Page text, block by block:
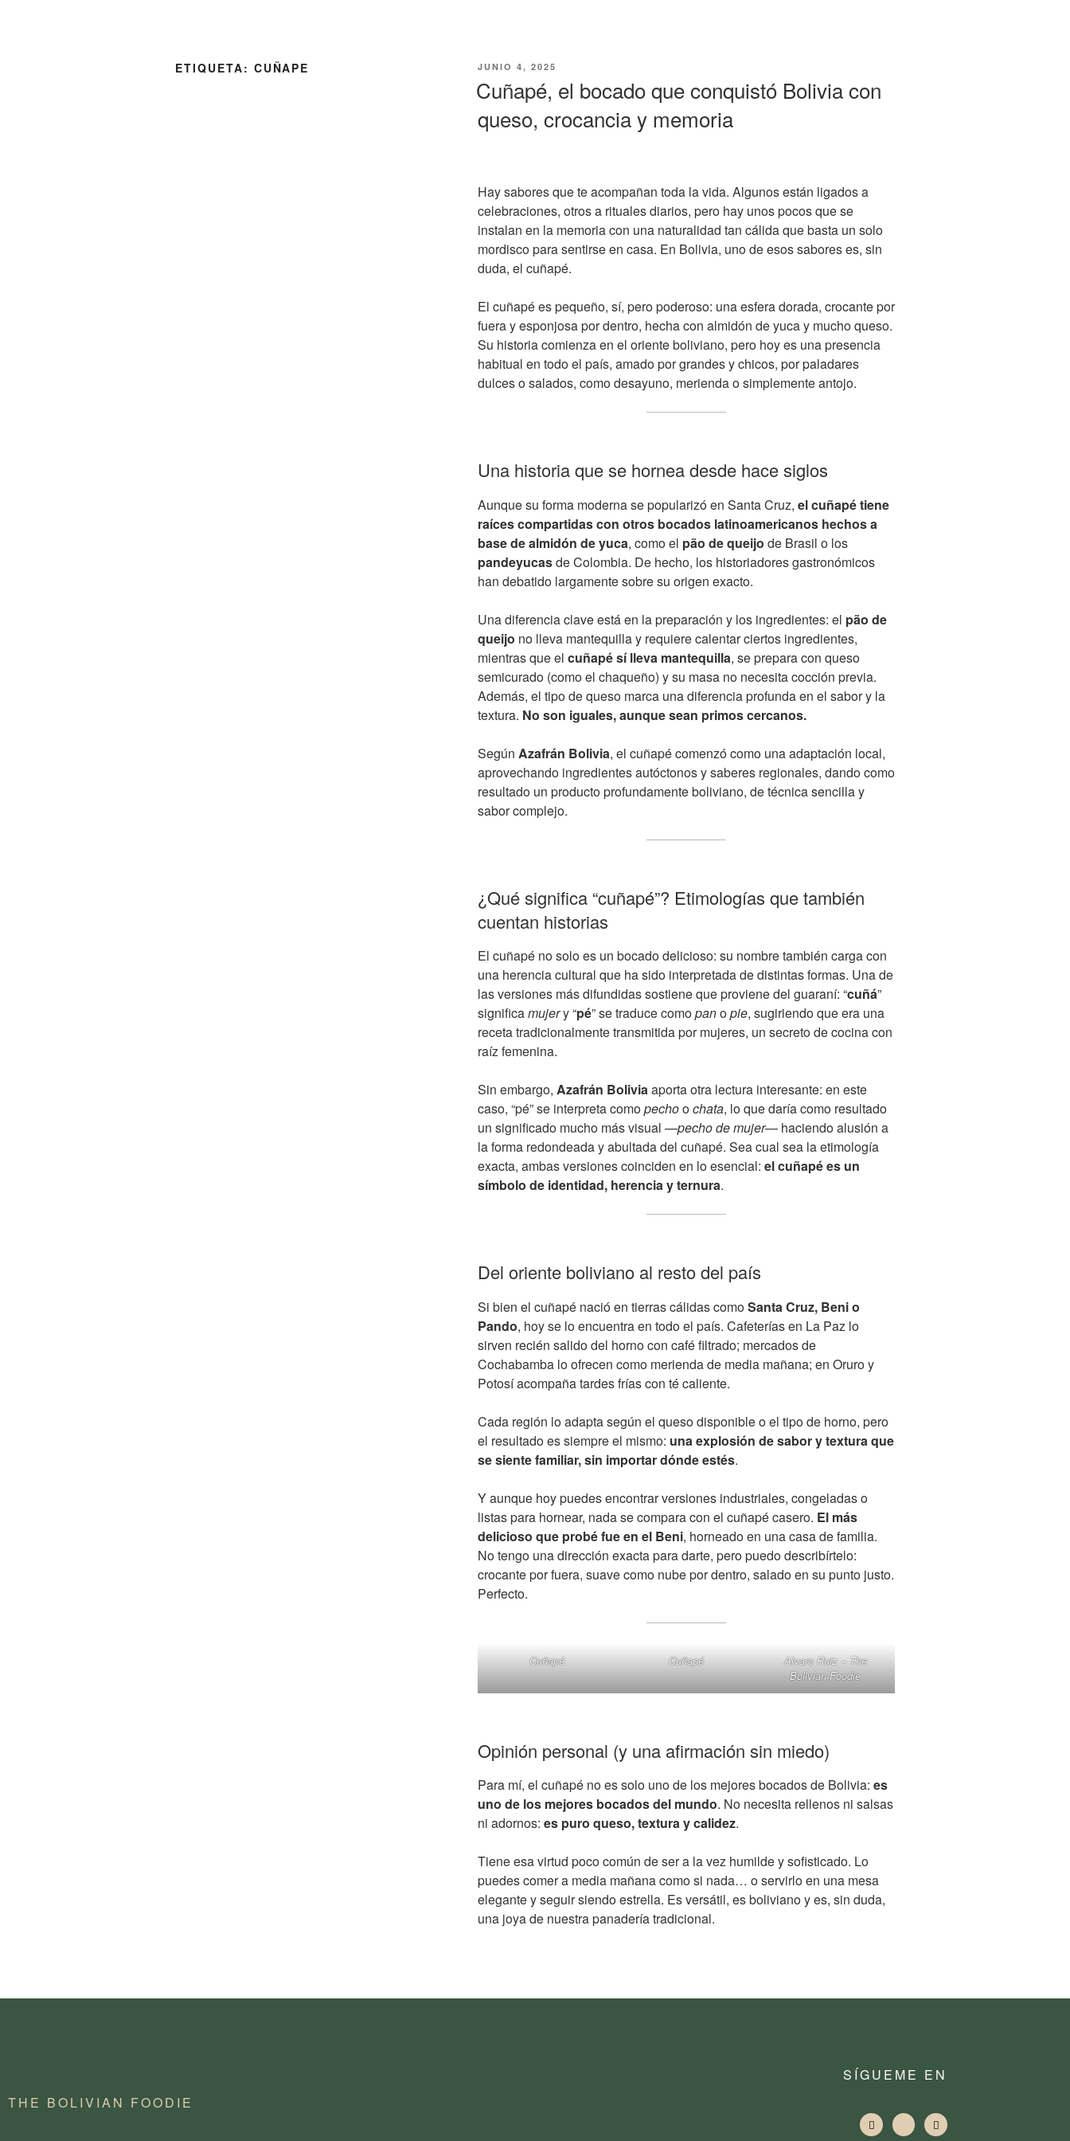
ETIQUETA: CUÑAPE JUNIO 4, 2025
Cuñapé, el bocado que conquistó Bolivia con
queso, crocancia y memoria
Hay sabores que te acompañan toda la vida. Algunos están ligados a
celebraciones, otros a rituales diarios, pero hay unos pocos que se
instalan en la memoria con una naturalidad tan cálida que basta un solo
mordisco para sentirse en casa. En Bolivia, uno de esos sabores es, sin
duda, el cuñapé.
El cuñapé es pequeño, sí, pero poderoso: una esfera dorada, crocante por
fuera y esponjosa por dentro, hecha con almidón de yuca y mucho queso.
Su historia comienza en el oriente boliviano, pero hoy es una presencia
habitual en todo el país, amado por grandes y chicos, por paladares
dulces o salados, como desayuno, merienda o simplemente antojo.
Una historia que se hornea desde hace siglos
Aunque su forma moderna se popularizó en Santa Cruz, el cuñapé tiene
raíces compartidas con otros bocados latinoamericanos hechos a
base de almidón de yuca, como el pão de queijo de Brasil o los
pandeyucasde Colombia. De hecho, los historiadores gastronómicos
han debatido largamente sobre su origen exacto.
Una diferencia clave está en la preparación y los ingredientes: el pão de
queijo no lleva mantequilla y requiere calentar ciertos ingredientes,
mientras que el cuñapé sí lleva mantequilla, se prepara con queso
semicurado (como el chaqueño) y su masa no necesita cocción previa.
Además, el tipo de queso marca una diferencia profunda en el sabor y la
textura. No son iguales, aunque sean primos cercanos.
Según Azafrán Bolivia, el cuñapé comenzó como una adaptación local,
aprovechando ingredientes autóctonos y saberes regionales, dando como
resultado un producto profundamente boliviano, de técnica sencilla y
sabor complejo.
¿Qué significa “cuñapé”? Etimologías que también
cuentan historias
El cuñapé no solo es un bocado delicioso: su nombre también carga con
una herencia cultural que ha sido interpretada de distintas formas. Una de
las versiones más difundidas sostiene que proviene del guaraní: “cuñá”
significamujery “pé” se traduce comopanopie, sugiriendo que era una
receta tradicionalmente transmitida por mujeres, un secreto de cocina con
raíz femenina.
Sin embargo, Azafrán Boliviaaporta otra lectura interesante: en este
caso, “pé” se interpreta comopechoochata, lo que daría como resultado
un significado mucho más visual —pecho de mujer— haciendo alusión a
la forma redondeada y abultada del cuñapé. Sea cual sea la etimología
exacta, ambas versiones coinciden en lo esencial: el cuñapé es un
símbolo de identidad, herencia y ternura.
Del oriente boliviano al resto del país
Si bien el cuñapé nació en tierras cálidas comoSanta Cruz, Beni o
Pando, hoy se lo encuentra en todo el país. Cafeterías en La Paz lo
sirven recién salido del horno con café filtrado; mercados de
Cochabamba lo ofrecen como merienda de media mañana; en Oruro y
Potosí acompaña tardes frías con té caliente.
Cada región lo adapta según el queso disponible o el tipo de horno, pero
el resultado es siempre el mismo: una explosión de sabor y textura que
se siente familiar, sin importar dónde estés.
Y aunque hoy puedes encontrar versiones industriales, congeladas o
listas para hornear, nada se compara con el cuñapé casero. El más
delicioso que probé fue en el Beni, horneado en una casa de familia.
No tengo una dirección exacta para darte, pero puedo describírtelo:
crocante por fuera, suave como nube por dentro, salado en su punto justo.
Perfecto.
Cuñapé Cuñapé
Alvaro Ruiz – The
Bolivian Foodie
Opinión personal (y una afirmación sin miedo)
Para mí, el cuñapé no es solo uno de los mejores bocados de Bolivia: es
uno de los mejores bocados del mundo. No necesita rellenos ni salsas
ni adornos: es puro queso, textura y calidez.
Tiene esa virtud poco común de ser a la vez humilde y sofisticado. Lo
puedes comer a media mañana como si nada… o servirlo en una mesa
elegante y seguir siendo estrella. Es versátil, es boliviano y es, sin duda,
una joya de nuestra panadería tradicional.
THE BOLIVIAN FOODIE
SÍGUEME EN